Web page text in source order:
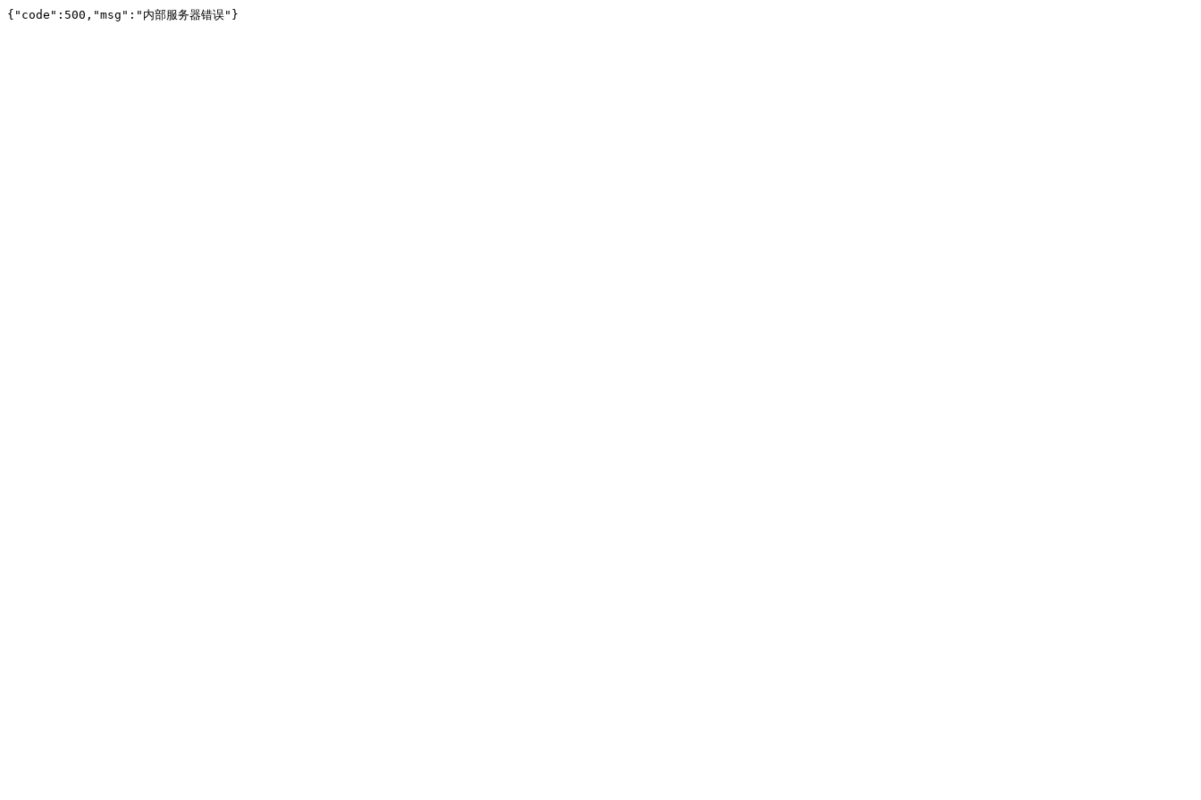
{"code":500,"msg":"内部服务器错误"}